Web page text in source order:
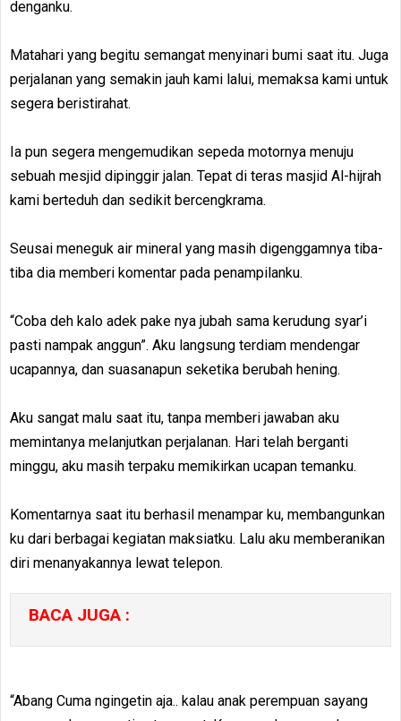
denganku.
Matahari yang begitu semangat menyinari bumi saat itu. Juga
perjalanan yang semakin jauh kami lalui, memaksa kami untuk
segera beristirahat.
Ia pun segera mengemudikan sepeda motornya menuju
sebuah mesjid dipinggir jalan. Tepat di teras masjid Al-hijrah
kami berteduh dan sedikit bercengkrama.
Seusai meneguk air mineral yang masih digenggamnya tiba-
tiba dia memberi komentar pada penampilanku.
“Coba deh kalo adek pake nya jubah sama kerudung syar’i
pasti nampak anggun”. Aku langsung terdiam mendengar
ucapannya, dan suasanapun seketika berubah hening.
Aku sangat malu saat itu, tanpa memberi jawaban aku
memintanya melanjutkan perjalanan. Hari telah berganti
minggu, aku masih terpaku memikirkan ucapan temanku.
Komentarnya saat itu berhasil menampar ku, membangunkan
ku dari berbagai kegiatan maksiatku. Lalu aku memberanikan
diri menanyakannya lewat telepon.
BACA JUGA :
“Abang Cuma ngingetin aja.. kalau anak perempuan sayang